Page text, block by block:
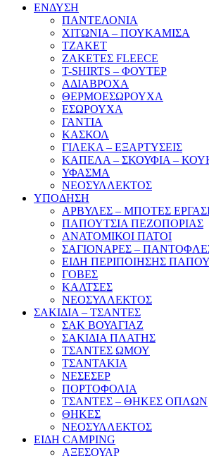
ΕΝΔΥΣΗ
ΠΑΝΤΕΛΟΝΙΑ
ΧΙΤΩΝΙΑ – ΠΟΥΚΑΜΙΣΑ
ΤΖΑΚΕΤ
ΖΑΚΕΤΕΣ FLEECE
T-SHIRTS – ΦΟΥΤΕΡ
ΑΔΙΑΒΡΟΧΑ
ΘΕΡΜΟΕΣΩΡΟΥΧΑ
ΕΣΩΡΟΥΧΑ
ΓΑΝΤΙΑ
ΚΑΣΚΟΛ
ΓΙΛΕΚΑ – ΕΞΑΡΤΥΣΕΙΣ
ΚΑΠΕΛΑ – ΣΚΟΥΦΙΑ –
ΥΦΑΣΜΑ
ΝΕΟΣΥΛΛΕΚΤΟΣ
ΥΠΟΔΗΣΗ
ΑΡΒΥΛΕΣ – ΜΠΟΤΕΣ
ΠΑΠΟΥΤΣΙΑ ΠΕΖΟΠΟΡΙΑΣ
ΑΝΑΤΟΜΙΚΟΙ ΠΑΤΟΙ
ΣΑΓΙΟΝΑΡΕΣ –
ΕΙΔΗ ΠΕΡΙΠΟΙΗΣΗΣ
ΓΟΒΕΣ
ΚΑΛΤΣΕΣ
ΝΕΟΣΥΛΛΕΚΤΟΣ
ΣΑΚΙΔΙΑ – ΤΣΑΝΤΕΣ
ΣΑΚ ΒΟΥΑΓΙΑΖ
ΣΑΚΙΔΙΑ ΠΛΑΤΗΣ
ΤΣΑΝΤΕΣ ΩΜΟΥ
ΤΣΑΝΤΑΚΙΑ
ΝΕΣΕΣΕΡ
ΠΟΡΤΟΦΟΛΙΑ
ΤΣΑΝΤΕΣ – ΘΗΚΕΣ ΟΠΛΩΝ
ΘΗΚΕΣ
ΝΕΟΣΥΛΛΕΚΤΟΣ
ΕΙΔΗ CAMPING
ΑΞΕΣΟΥΑΡ